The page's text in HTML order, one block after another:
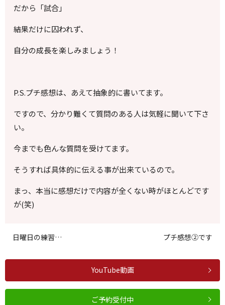
だから「試合」
結果だけに囚われず、
自分の成長を楽しみましょう！
P.S.プチ感想は、あえて抽象的に書いてます。
ですので、分かり難くて質問のある人は気軽に聞いて下さ
い。
今までも色んな質問を受けてます。
そうすれば具体的に伝える事が出来ているので。
まっ、本当に感想だけで内容が全くない時がほとんどです
が(笑)
日曜日の練習… プチ感想②です
YouTube動画
ご予約受付中